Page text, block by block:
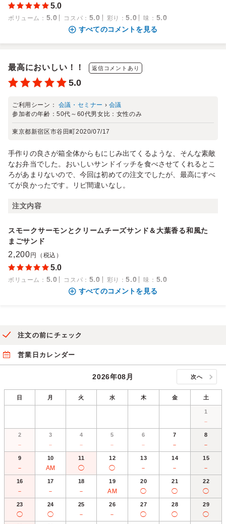
5.0
ボリューム ： 5.0 コスパ ： 5.0 彩り ：5.0 味 ： 5.0
すべてのコメントを見る
最高においしい！！ 返信コメントあり
5.0
ご利用シーン： 会議・セミナー › 会議
参加者の年齢：50代～60代男女比： 女性のみ
東京都新宿区市谷田町2020/07/17
手作りの良さが箱全体からもにじみ出てくるような、そんな素敵
なお弁当でした。おいしいサンドイッチを食べさせてくれるとこ
ろがあまりないので、今回は初めての注文でしたが、最高にすべ
てが良かったです。リピ間違いなし。
注文内容
スモークサーモンとクリームチーズサンド＆大葉香る和風た
まごサンド
2,200 円（税込）
5.0
ボリューム ： 5.0 コスパ ： 5.0 彩り ：5.0 味 ： 5.0
すべてのコメントを見る
注文の前にチェック
営業日カレンダー
2026年08月 次へ
日 月 火 水 木 金 土
1
－
2
－
3
－
4
－
5
－
6
－
7
－
8
－
9
－
10
AM
11
◯
12
◯
13
－
14
－
15
－
16
－
17
－
18
－
19
AM
20
◯
21
◯
22
◯
23
◯
24
◯
25
－
26
－
27
◯
28
◯
29
◯